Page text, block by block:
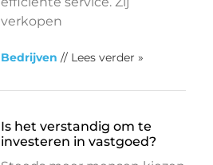
verkopen
Bedrijven // Lees verder »
Is het verstandig om te
investeren in vastgoed?